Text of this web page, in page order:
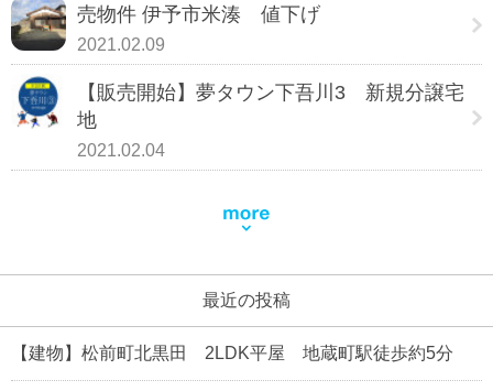
売物件 伊予市米湊 値下げ
2021.02.09
【販売開始】夢タウン下吾川3 新規分譲宅
地
2021.02.04
最近の投稿
【建物】松前町北黒田 2LDK平屋 地蔵町駅徒歩約5分